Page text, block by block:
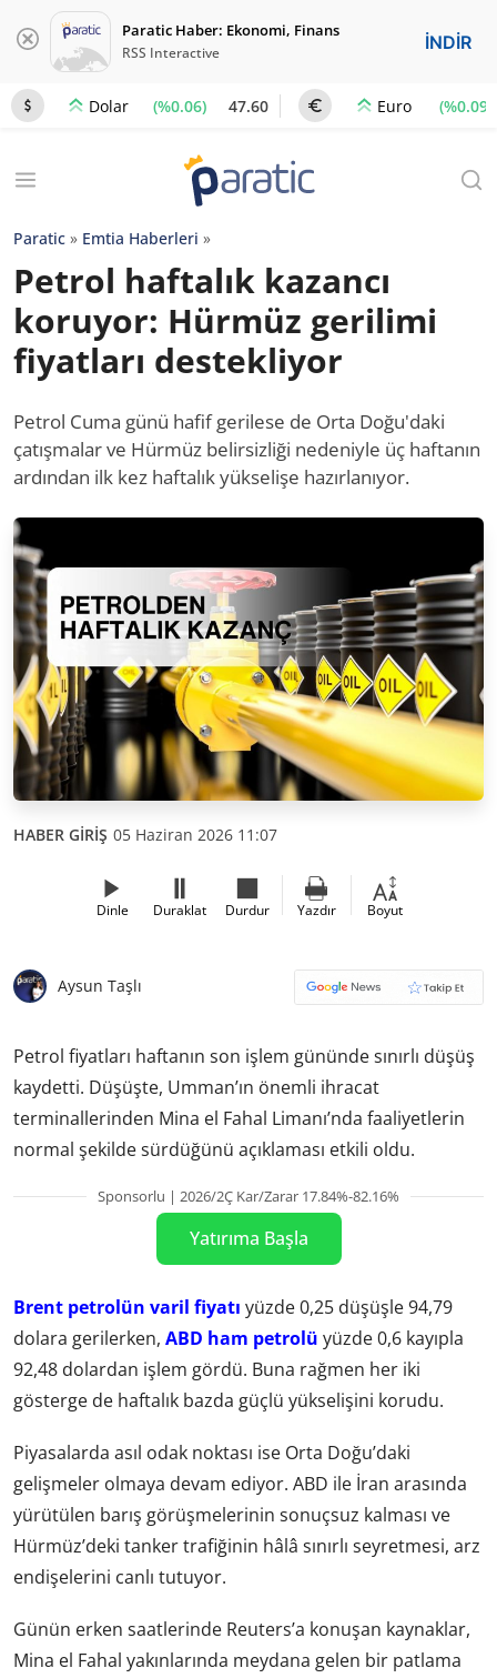
Paratic Haber: Ekonomi, Finans
RSS Interactive İNDİR
Dolar (%0.06) 47.60 Euro (%0.09)
Paratic » Emtia Haberleri »
Petrol haftalık kazancı
koruyor: Hürmüz gerilimi
fiyatları destekliyor
Petrol Cuma günü hafif gerilese de Orta Doğu'daki
çatışmalar ve Hürmüz belirsizliği nedeniyle üç haftanın
ardından ilk kez haftalık yükselişe hazırlanıyor.
HABER GİRİŞ 05 Haziran 2026 11:07
Dinle Duraklat Durdur Yazdır Boyut
Aysun Taşlı
Petrol fiyatları haftanın son işlem gününde sınırlı düşüş
kaydetti. Düşüşte, Umman’ın önemli ihracat
terminallerinden Mina el Fahal Limanı’nda faaliyetlerin
normal şekilde sürdüğünü açıklaması etkili oldu.
Sponsorlu | 2026/2Ç Kar/Zarar 17.84%-82.16%
Yatırıma Başla
Brent petrolün varil fiyatı yüzde 0,25 düşüşle 94,79
dolara gerilerken, ABD ham petrolü yüzde 0,6 kayıpla
92,48 dolardan işlem gördü. Buna rağmen her iki
gösterge de haftalık bazda güçlü yükselişini korudu.
Piyasalarda asıl odak noktası ise Orta Doğu’daki
gelişmeler olmaya devam ediyor. ABD ile İran arasında
yürütülen barış görüşmelerinin sonuçsuz kalması ve
Hürmüz’deki tanker trafiğinin hâlâ sınırlı seyretmesi, arz
endişelerini canlı tutuyor.
Günün erken saatlerinde Reuters’a konuşan kaynaklar,
Mina el Fahal yakınlarında meydana gelen bir patlama